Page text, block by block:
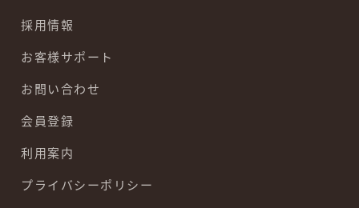
採用情報
お客様サポート
お問い合わせ
会員登録
利用案内
プライバシーポリシー